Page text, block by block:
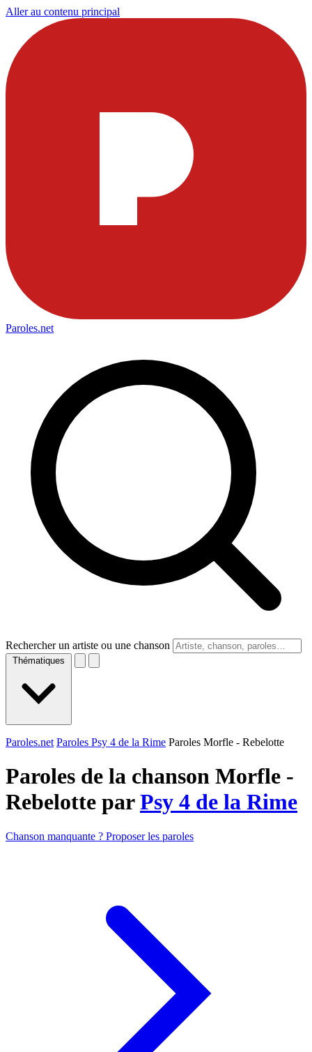
Aller au contenu principal
Paroles.net
Rechercher un artiste ou une chanson
Thématiques
Paroles.net Paroles Psy 4 de la Rime Paroles Morfle - Rebelotte
Paroles de la chanson Morfle -
Rebelotte parPsy 4 de la Rime
Chanson manquante ? Proposer les paroles